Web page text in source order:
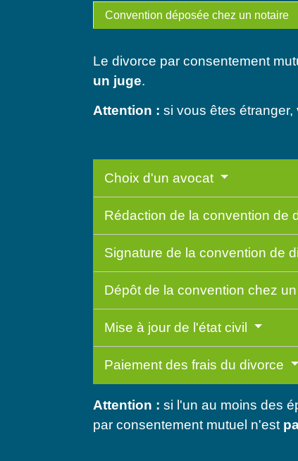
Convention déposée chez un notaire
Le divorce par consentement
un juge.
Attention : si vous êtes
Choix d'un avocat
Rédaction de la convention de
Signature de la convention de
Dépôt de la convention chez
Mise à jour de l'état civil
Paiement des frais du divorce
Attention : si l'un au moins des
par consentement mutuel n'est